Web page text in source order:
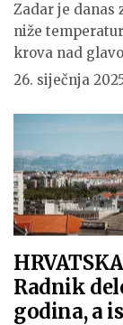
Zadar je danas
niže
krova nad
26. siječnja
Radnik
godina, a